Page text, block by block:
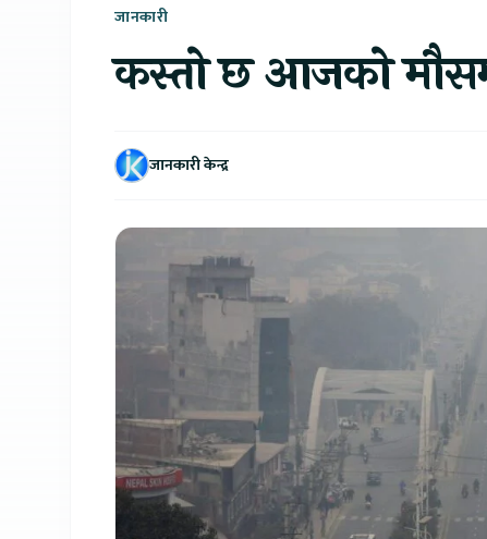
जानकारी
कस्तो छ आजको मौसम
जानकारी केन्द्र